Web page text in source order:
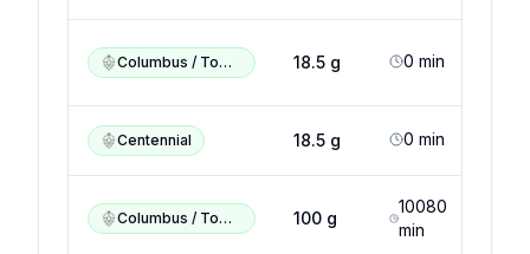
Columbus / Tomahawk / Zeus 18.5 g 0 min
Centennial 18.5 g 0 min
Columbus / Tomahawk / Zeus 100 g
10080
min